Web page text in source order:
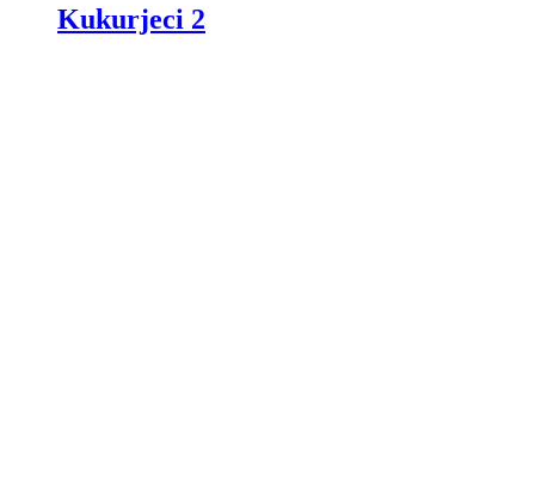
Kukurjeci 2